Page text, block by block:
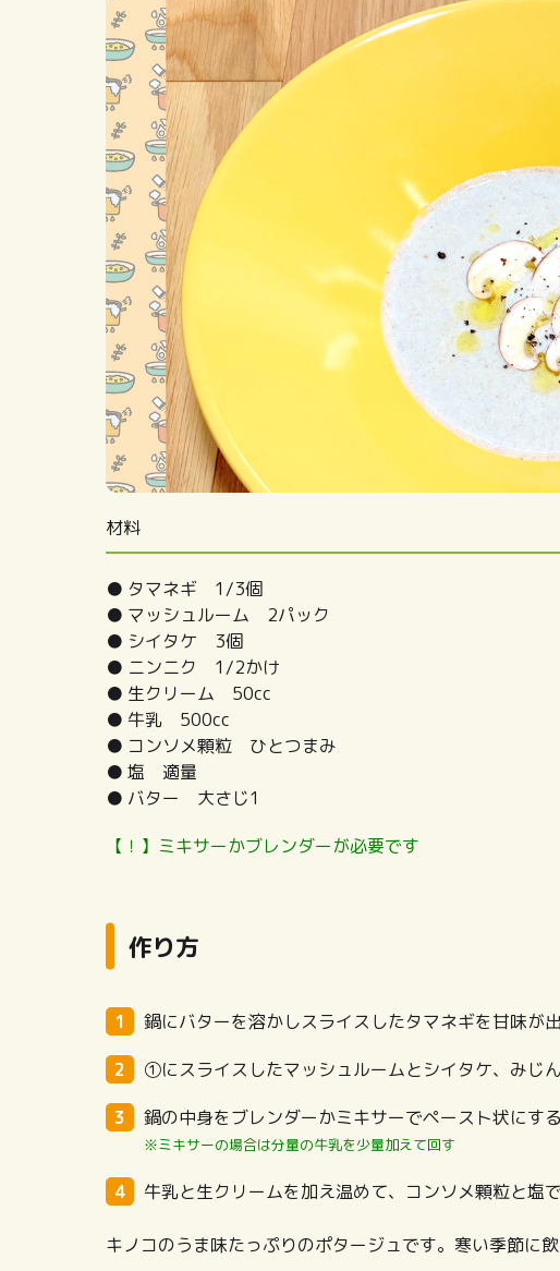
材料
● タマネギ 1/3個
● マッシュルーム 2パック
● シイタケ 3個
● ニンニク 1/2かけ
● 生クリーム 50cc
● 牛乳 500cc
● コンソメ顆粒 ひとつまみ
● 塩 適量
● バター 大さじ1
【！】ミキサーかブレンダーが必要です
作り方
鍋にバターを溶かしスライスしたタマネギを甘味が
①にスライスしたマッシュルームとシイタケ、みじ
鍋の中身をブレンダーかミキサーでペースト状にする
※ミキサーの場合は分量の牛乳を少量加えて回す
牛乳と生クリームを加え温めて、コンソメ顆粒と塩
キノコのうま味たっぷりのポタージュです。寒い季節に飲